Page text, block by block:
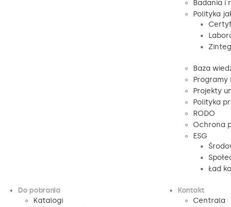
Badania i
Polityka
Baza
Programy
Projekty
Polityka
RODO
Ochrona
ESG
Ład
Do pobrania
Katalogi
Kontakt
Centrala